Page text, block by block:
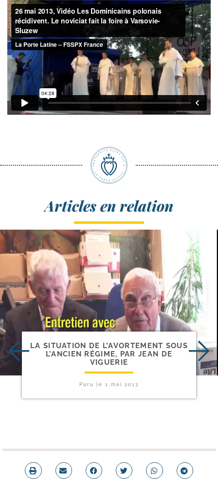
Articles en relation
LA SITUATION DE L’AVORTEMENT SOUS
L’ANCIEN RÉGIME, PAR JEAN DE
VIGUERIE
Paru le 1 mai 2013